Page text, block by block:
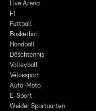
Live Arena
F1
Futtball
Basketball
Handball
Dëschtennis
Volleyball
Vëlossport
Auto-Moto
E-Sport
Weider Sportaarten